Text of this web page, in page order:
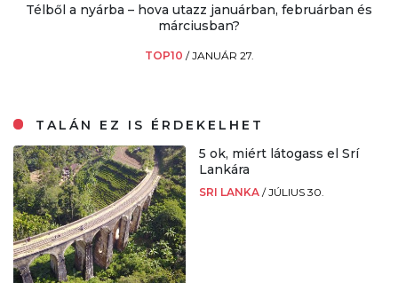
Télből a nyárba – hova utazz januárban, februárban és
márciusban?
TOP10 /JANUÁR 27.
TALÁN EZ IS ÉRDEKELHET
5 ok, miért látogass el Srí
Lankára
SRI LANKA /JÚLIUS 30.